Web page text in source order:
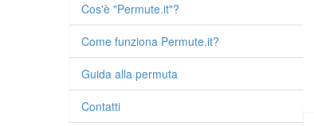
Cos'è "Permute.it"?
Come funziona Permute.it?
Guida alla permuta
Contatti